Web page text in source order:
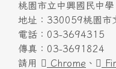
桃園市立中興國民中學
地址：330059桃園市
電話：03-3694315
傳真：03-3691824
請用
Chrome 、